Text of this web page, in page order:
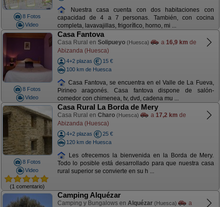
8 Fotos
Video
Nuestra casa cuenta con dos habitaciones con
capacidad de 4 a 7 personas. También, con cocina
completa, lavavajillas, frigorífico, horno, mi ...
8 Fotos
Video
Casa Fantova
Casa Rural en Solipueyo (Huesca) a 16,9 km de
Abizanda (Huesca)
4+2 plazas
15 €
100 km de Huesca
Casa Fantova, se encuentra en el Valle de La Fueva,
Pirineo aragonés. Casa fantova dispone de salón-
comedor con chimenea, tv, dvd, cadena mu ...
8 Fotos
Video
(1 comentario)
Casa Rural La Borda de Mery
Casa Rural en Charo (Huesca) a 17,2 km de
Abizanda (Huesca)
4+2 plazas
25 €
120 km de Huesca
Les ofrecemos la bienvenida en la Borda de Mery.
Todo lo posible está desarrollado para que nuestra casa
rural superior se convierte en su h ...
Camping Alquézar
Camping y Bungalows en Alquézar (Huesca)
a